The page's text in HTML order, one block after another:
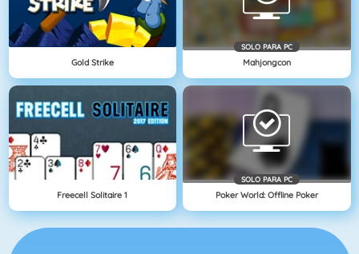
Gold Strike
SOLO PARA PC
Mahjongcon
Freecell Solitaire 1
SOLO PARA PC
Poker World: Offline Poker